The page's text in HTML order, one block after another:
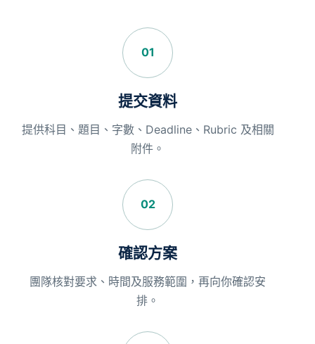
01
提交資料
提供科目、題目、字數、Deadline、Rubric 及相關
附件。
02
確認方案
團隊核對要求、時間及服務範圍，再向你確認安
排。